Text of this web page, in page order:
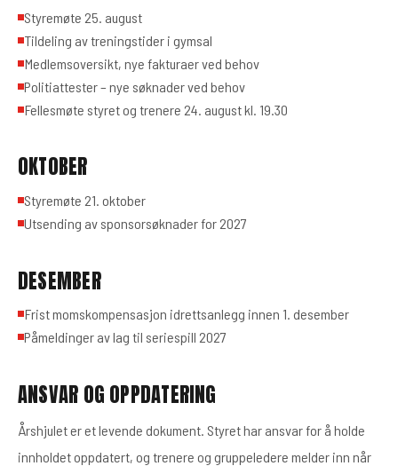
Styremøte 25. august
Tildeling av treningstider i gymsal
Medlemsoversikt, nye fakturaer ved behov
Politiattester – nye søknader ved behov
Fellesmøte styret og trenere 24. august kl. 19.30
OKTOBER
Styremøte 21. oktober
Utsending av sponsorsøknader for 2027
DESEMBER
Frist momskompensasjon idrettsanlegg innen 1. desember
Påmeldinger av lag til seriespill 2027
ANSVAR OG OPPDATERING
Årshjulet er et levende dokument. Styret har ansvar for å holde
innholdet oppdatert, og trenere og gruppeledere melder inn når